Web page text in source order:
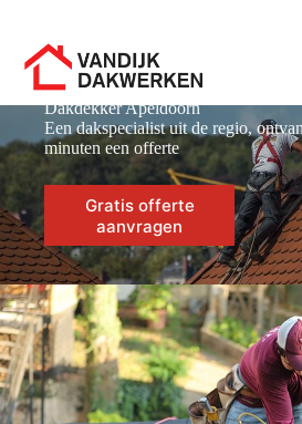
inhoud
Dakdekker Apeldoorn
Een dakspecialist uit de regio,
minuten een offerte
Gratis offerte
aanvragen